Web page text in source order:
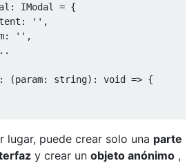
: IModal = {
: '' ,
: '' ,
: (param: string): void => {
lugar, puede crear solo una parte
y crear un objeto anónimo ,